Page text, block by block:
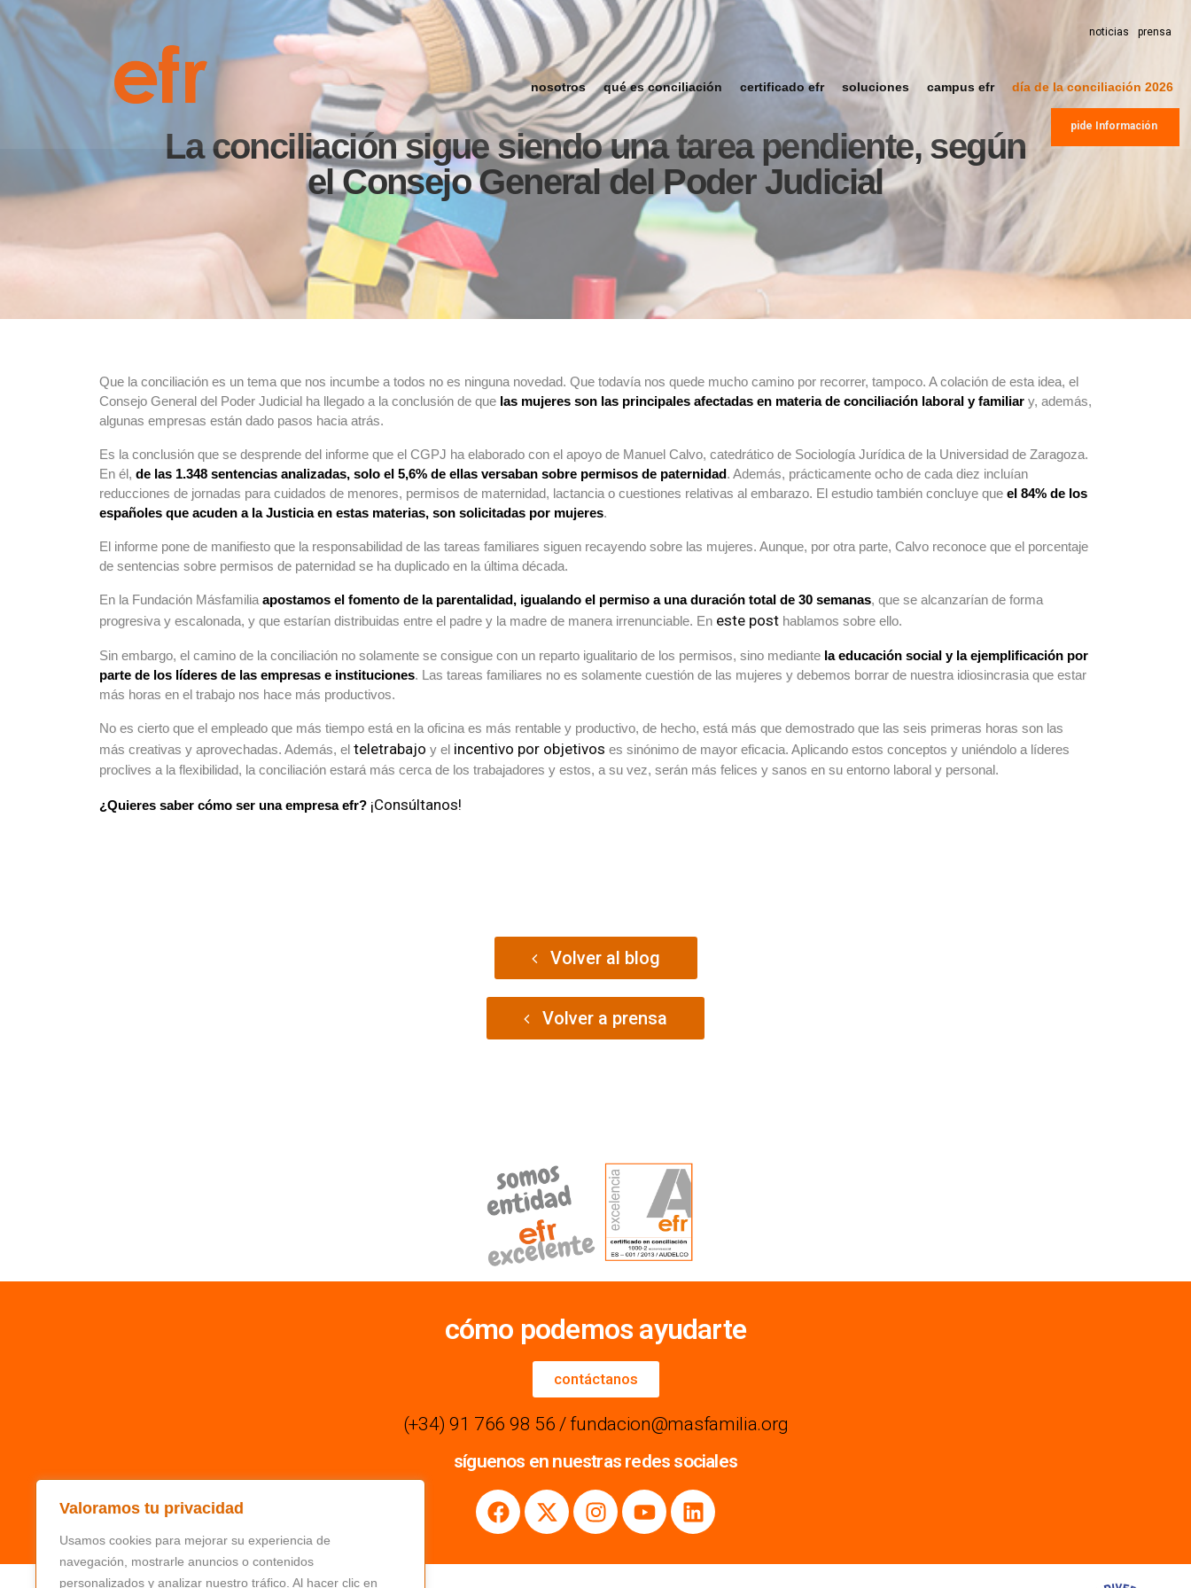
Valoramos tu privacidad
Usamos cookies para mejorar su experiencia de
navegación, mostrarle anuncios o contenidos
personalizados y analizar nuestro tráfico. Al hacer clic en
noticias prensa
nosotros qué es conciliación certificado efr soluciones campus efr día de la conciliación 2026
pide Información
La conciliación sigue siendo una tarea pendiente, según
el Consejo General del Poder Judicial
Que la conciliación es un tema que nos incumbe a todos no es ninguna novedad. Que todavía nos quede mucho camino por recorrer, tampoco. A colación de esta idea, el
Consejo General del Poder Judicial ha llegado a la conclusión de que las mujeres son las principales afectadas en materia de conciliación laboral y familiar y, además,
algunas empresas están dado pasos hacia atrás.
Es la conclusión que se desprende del informe que el CGPJ ha elaborado con el apoyo de Manuel Calvo, catedrático de Sociología Jurídica de la Universidad de Zaragoza.
En él, de las 1.348 sentencias analizadas, solo el 5,6% de ellas versaban sobre permisos de paternidad. Además, prácticamente ocho de cada diez incluían
reducciones de jornadas para cuidados de menores, permisos de maternidad, lactancia o cuestiones relativas al embarazo. El estudio también concluye que el 84% de los
españoles que acuden a la Justicia en estas materias, son solicitadas por mujeres.
El informe pone de manifiesto que la responsabilidad de las tareas familiares siguen recayendo sobre las mujeres. Aunque, por otra parte, Calvo reconoce que el porcentaje
de sentencias sobre permisos de paternidad se ha duplicado en la última década.
En la Fundación Másfamilia apostamos el fomento de la parentalidad, igualando el permiso a una duración total de 30 semanas, que se alcanzarían de forma
progresiva y escalonada, y que estarían distribuidas entre el padre y la madre de manera irrenunciable. En este post hablamos sobre ello.
Sin embargo, el camino de la conciliación no solamente se consigue con un reparto igualitario de los permisos, sino mediante la educación social y la ejemplificación por
parte de los líderes de las empresas e instituciones. Las tareas familiares no es solamente cuestión de las mujeres y debemos borrar de nuestra idiosincrasia que estar
más horas en el trabajo nos hace más productivos.
No es cierto que el empleado que más tiempo está en la oficina es más rentable y productivo, de hecho, está más que demostrado que las seis primeras horas son las
más creativas y aprovechadas. Además, el teletrabajo y el incentivo por objetivos es sinónimo de mayor eficacia. Aplicando estos conceptos y uniéndolo a líderes
proclives a la flexibilidad, la conciliación estará más cerca de los trabajadores y estos, a su vez, serán más felices y sanos en su entorno laboral y personal.
¿Quieres saber cómo ser una empresa efr? ¡Consúltanos!
Volver al blog
Volver a prensa
cómo podemos ayudarte
contáctanos
(+34) 91 766 98 56 / fundacion@masfamilia.org
síguenos en nuestras redes sociales